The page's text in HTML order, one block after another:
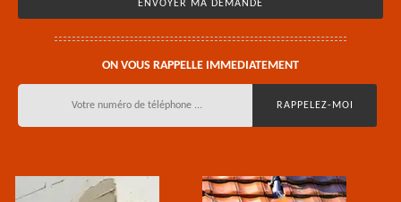
ON VOUS RAPPELLE IMMEDIATEMENT